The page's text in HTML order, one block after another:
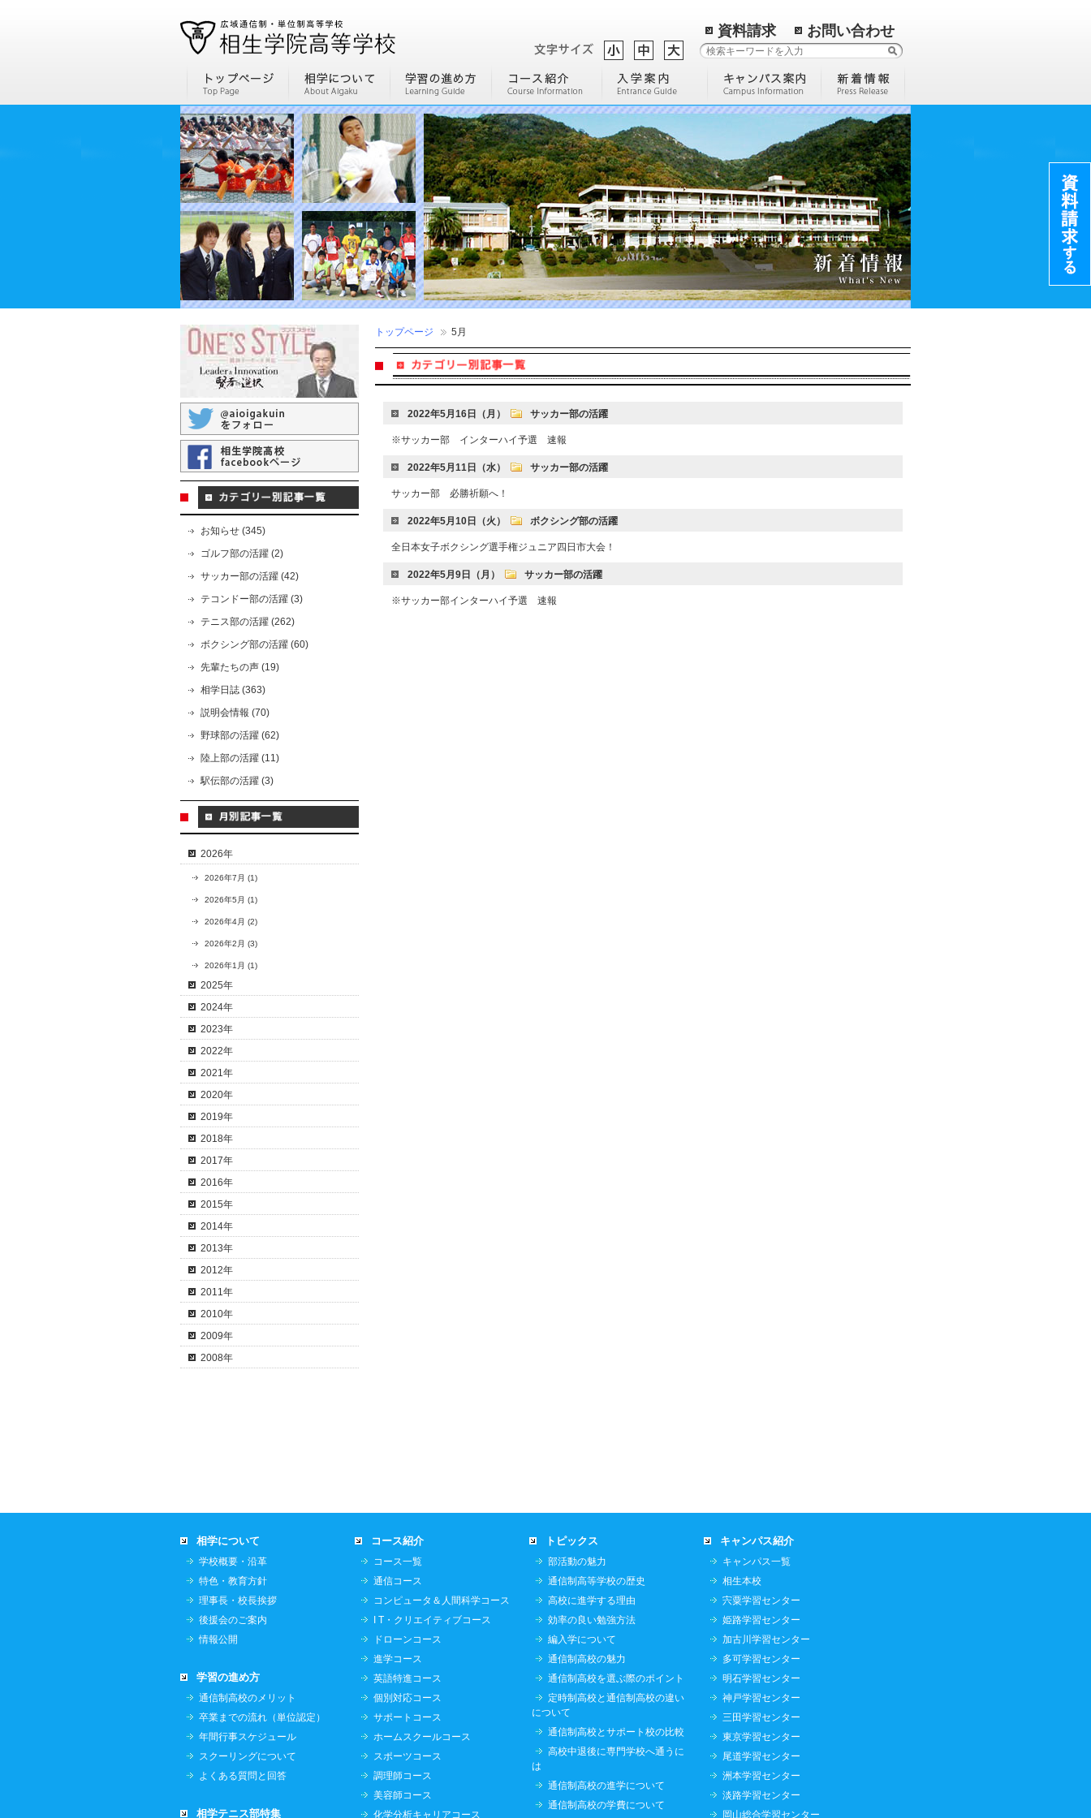
資料請求 お問い合わせ
トップページ 5月
2022年5月16日（月） サッカー部の活躍
※サッカー部 インターハイ予選 速報
2022年5月11日（水） サッカー部の活躍
サッカー部 必勝祈願へ！
2022年5月10日（火） ボクシング部の活躍
全日本女子ボクシング選手権ジュニア四日市大会！
2022年5月9日（月） サッカー部の活躍
※サッカー部インターハイ予選 速報
お知らせ (345)
ゴルフ部の活躍 (2)
サッカー部の活躍 (42)
テコンドー部の活躍 (3)
テニス部の活躍 (262)
ボクシング部の活躍 (60)
先輩たちの声 (19)
相学日誌 (363)
説明会情報 (70)
野球部の活躍 (62)
陸上部の活躍 (11)
駅伝部の活躍 (3)
2026年
2026年7月 (1)
2026年5月 (1)
2026年4月 (2)
2026年2月 (3)
2026年1月 (1)
2025年
2024年
2023年
2022年
2021年
2020年
2019年
2018年
2017年
2016年
2015年
2014年
2013年
2012年
2011年
2010年
2009年
2008年
相学について
学校概要・沿革
特色・教育方針
理事長・校長挨拶
後援会のご案内
情報公開
学習の進め方
通信制高校のメリット
卒業までの流れ（単位認定）
年間行事スケジュール
スクーリングについて
よくある質問と回答
相学テニス部特集
コース紹介
コース一覧
通信コース
コンピュータ＆人間科学コース
I T・クリエイティブコース
ドローンコース
進学コース
英語特進コース
個別対応コース
サポートコース
ホームスクールコース
スポーツコース
調理師コース
美容師コース
化学分析キャリアコース
トピックス
部活動の魅力
通信制高等学校の歴史
高校に進学する理由
効率の良い勉強方法
編入学について
通信制高校の魅力
通信制高校を選ぶ際のポイント
定時制高校と通信制高校の違い
について
通信制高校とサポート校の比較
高校中退後に専門学校へ通うに
は
通信制高校の進学について
通信制高校の学費について
キャンパス紹介
キャンパス一覧
相生本校
宍粟学習センター
姫路学習センター
加古川学習センター
多可学習センター
明石学習センター
神戸学習センター
三田学習センター
東京学習センター
尾道学習センター
洲本学習センター
淡路学習センター
岡山総合学習センター